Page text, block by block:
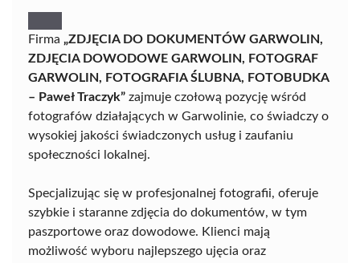
Firma „ZDJĘCIA DO DOKUMENTÓW GARWOLIN,
ZDJĘCIA DOWODOWE GARWOLIN, FOTOGRAF
GARWOLIN, FOTOGRAFIA ŚLUBNA, FOTOBUDKA
– Paweł Traczyk” zajmuje czołową pozycję wśród
fotografów działających w Garwolinie, co świadczy o
wysokiej jakości świadczonych usług i zaufaniu
społeczności lokalnej.
Specjalizując się w profesjonalnej fotografii, oferuje
szybkie i staranne zdjęcia do dokumentów, w tym
paszportowe oraz dowodowe. Klienci mają
możliwość wyboru najlepszego ujęcia oraz